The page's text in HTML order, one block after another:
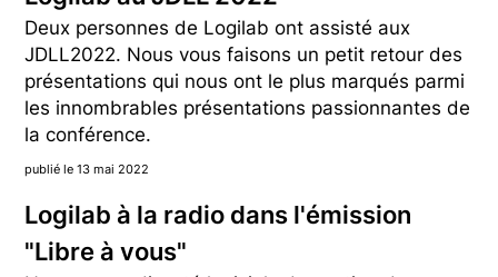
Deux personnes de Logilab ont assisté aux
JDLL2022. Nous vous faisons un petit retour des
présentations qui nous ont le plus marqués parmi
les innombrables présentations passionnantes de
la conférence.
publié le 13 mai 2022
Logilab à la radio dans l'émission
"Libre à vous"